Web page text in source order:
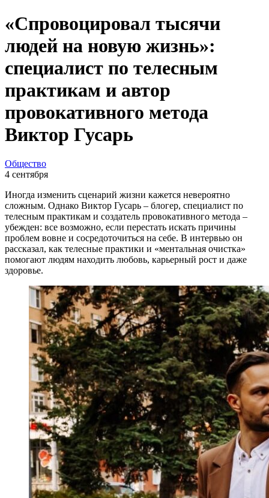
«Спровоцировал тысячи
людей на новую жизнь»:
специалист по телесным
практикам и автор
провокативного метода
Виктор Гусарь
Общество
4 сентября
Иногда изменить сценарий жизни кажется невероятно
сложным. Однако Виктор Гусарь – блогер, специалист по
телесным практикам и создатель провокативного метода –
убежден: все возможно, если перестать искать причины
проблем вовне и сосредоточиться на себе. В интервью он
рассказал, как телесные практики и «ментальная очистка»
помогают людям находить любовь, карьерный рост и даже
здоровье.